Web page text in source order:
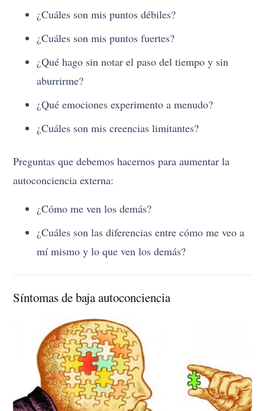
¿Cuáles son mis puntos débiles?
¿Cuáles son mis puntos fuertes?
¿Qué hago sin notar el paso del tiempo y sin
aburrirme?
¿Qué emociones experimento a menudo?
¿Cuáles son mis creencias limitantes?
Preguntas que debemos hacernos para aumentar la
autoconciencia externa:
¿Cómo me ven los demás?
¿Cuáles son las diferencias entre cómo me veo a
mí mismo y lo que ven los demás?
Síntomas de baja autoconciencia